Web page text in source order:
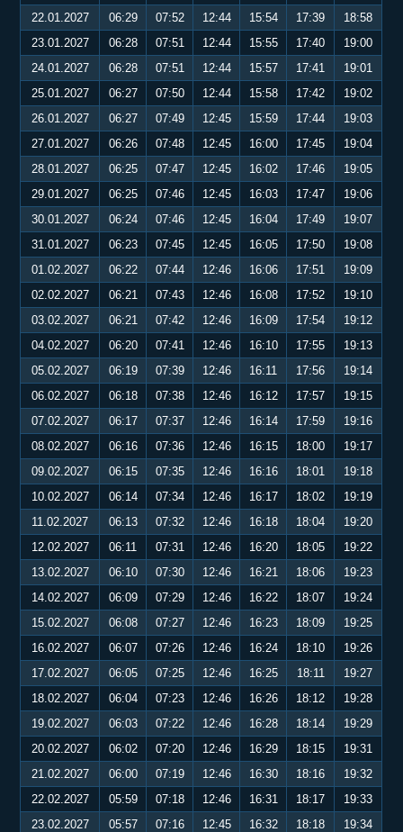
22.01.2027
06:29 07:52 12:44 15:54 17:39
18:58
23.01.2027
06:28 07:51 12:44 15:55 17:40
19:00
24.01.2027
06:28 07:51 12:44 15:57 17:41
19:01
25.01.2027
06:27 07:50 12:44 15:58 17:42
19:02
26.01.2027
06:27 07:49 12:45 15:59 17:44
19:03
27.01.2027
06:26 07:48 12:45 16:00 17:45
19:04
28.01.2027
06:25 07:47 12:45 16:02 17:46
19:05
29.01.2027
06:25 07:46 12:45 16:03 17:47
19:06
30.01.2027
06:24 07:46 12:45 16:04 17:49
19:07
31.01.2027
06:23 07:45 12:45 16:05 17:50
19:08
01.02.2027
06:22 07:44 12:46 16:06 17:51
19:09
02.02.2027
06:21 07:43 12:46 16:08 17:52
19:10
03.02.2027
06:21 07:42 12:46 16:09 17:54
19:12
04.02.2027
06:20 07:41 12:46 16:10 17:55
19:13
05.02.2027
06:19 07:39 12:46 16:11 17:56
19:14
06.02.2027
06:18 07:38 12:46 16:12 17:57
19:15
07.02.2027
06:17 07:37 12:46 16:14 17:59
19:16
08.02.2027
06:16 07:36 12:46 16:15 18:00
19:17
09.02.2027
06:15 07:35 12:46 16:16 18:01
19:18
10.02.2027
06:14 07:34 12:46 16:17 18:02
19:19
11.02.2027
06:13 07:32 12:46 16:18 18:04
19:20
12.02.2027
06:11 07:31 12:46 16:20 18:05
19:22
13.02.2027
06:10 07:30 12:46 16:21 18:06
19:23
14.02.2027
06:09 07:29 12:46 16:22 18:07
19:24
15.02.2027
06:08 07:27 12:46 16:23 18:09
19:25
16.02.2027
06:07 07:26 12:46 16:24 18:10
19:26
17.02.2027
06:05 07:25 12:46 16:25 18:11
19:27
18.02.2027
06:04 07:23 12:46 16:26 18:12
19:28
19.02.2027
06:03 07:22 12:46 16:28 18:14
19:29
20.02.2027
06:02 07:20 12:46 16:29 18:15
19:31
21.02.2027
06:00 07:19 12:46 16:30 18:16
19:32
22.02.2027
05:59 07:18 12:46 16:31 18:17
19:33
23.02.2027
05:57 07:16 12:45 16:32 18:18
19:34